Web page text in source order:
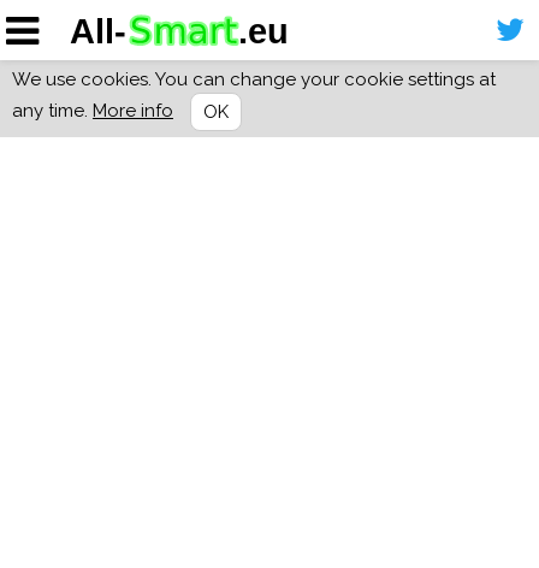
We use cookies. You can change your cookie settings at
any time. More info OK